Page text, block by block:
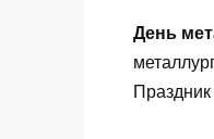
День